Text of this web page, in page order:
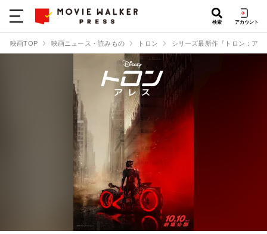
検索 アカウント
映画TOP 映画ニュース・読みもの トロン シリーズ最新作『トロン：ア